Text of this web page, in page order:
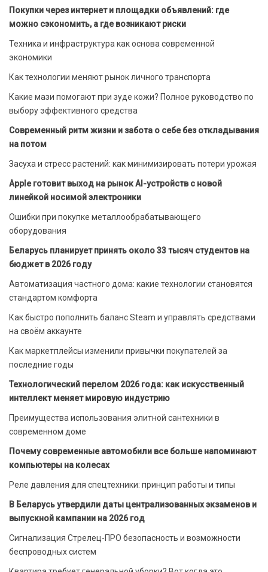
Покупки через интернет и площадки объявлений: где
можно сэкономить, а где возникают риски
Техника и инфраструктура как основа современной
экономики
Как технологии меняют рынок личного транспорта
Какие мази помогают при зуде кожи? Полное руководство по
выбору эффективного средства
Современный ритм жизни и забота о себе без откладывания
на потом
Засуха и стресс растений: как минимизировать потери урожая
Apple готовит выход на рынок AI-устройств с новой
линейкой носимой электроники
Ошибки при покупке металлообрабатывающего
оборудования
Беларусь планирует принять около 33 тысяч студентов на
бюджет в 2026 году
Автоматизация частного дома: какие технологии становятся
стандартом комфорта
Как быстро пополнить баланс Steam и управлять средствами
на своём аккаунте
Как маркетплейсы изменили привычки покупателей за
последние годы
Технологический перелом 2026 года: как искусственный
интеллект меняет мировую индустрию
Преимущества использования элитной сантехники в
современном доме
Почему современные автомобили все больше напоминают
компьютеры на колесах
Реле давления для спецтехники: принцип работы и типы
В Беларусь утвердили даты централизованных экзаменов и
выпускной кампании на 2026 год
Сигнализация Стрелец-ПРО безопасность и возможности
беспроводных систем